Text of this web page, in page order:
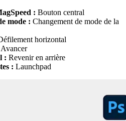
: Bouton central
mode : Changement de mode de la
horizontal
Avancer
: Revenir en arrière
: Launchpad